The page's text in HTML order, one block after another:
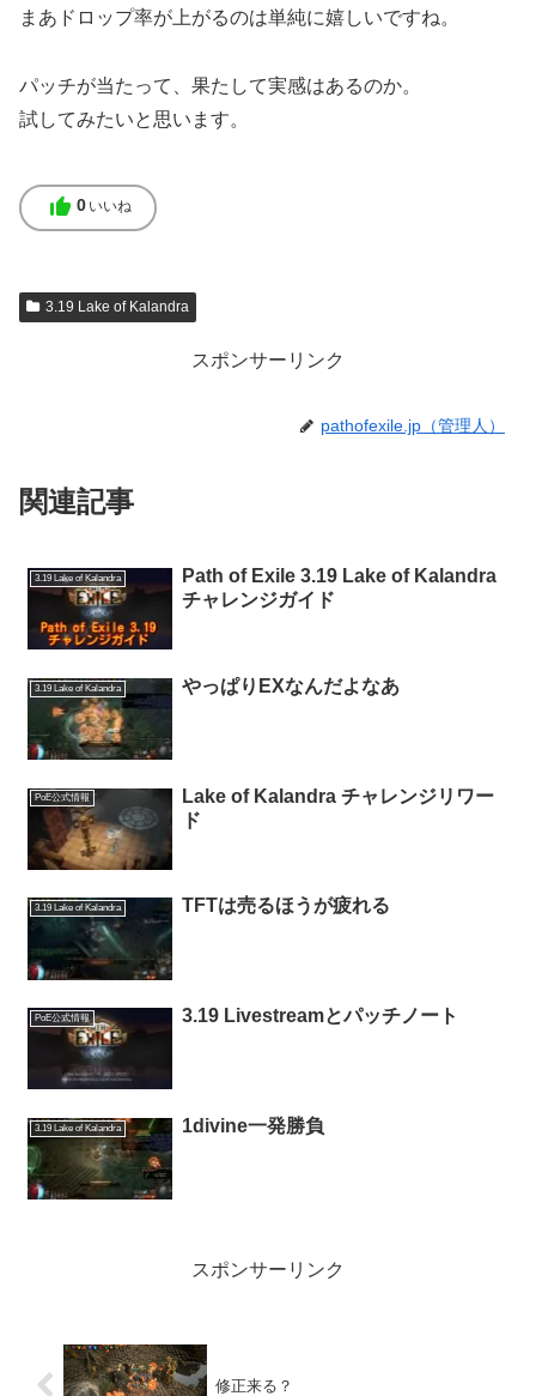
まあドロップ率が上がるのは単純に嬉しいですね。
パッチが当たって、果たして実感はあるのか。
試してみたいと思います。
thumb_up 0 いいね
3.19 Lake of Kalandra
スポンサーリンク
pathofexile.jp（管理人）
関連記事
3.19 Lake of Kalandra
Path of Exile 3.19 Lake of Kalandra
チャレンジガイド
3.19 Lake of Kalandra やっぱりEXなんだよなあ
PoE公式情報
Lake of Kalandra チャレンジリワー
ド
3.19 Lake of Kalandra TFTは売るほうが疲れる
PoE公式情報 3.19 Livestreamとパッチノート
3.19 Lake of Kalandra 1divine一発勝負
スポンサーリンク
修正来る？